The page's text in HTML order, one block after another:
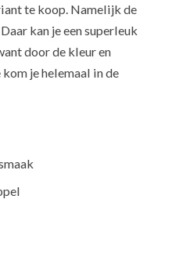
te koop. Namelijk de
kan je een superleuk
door de kleur en
je helemaal in de